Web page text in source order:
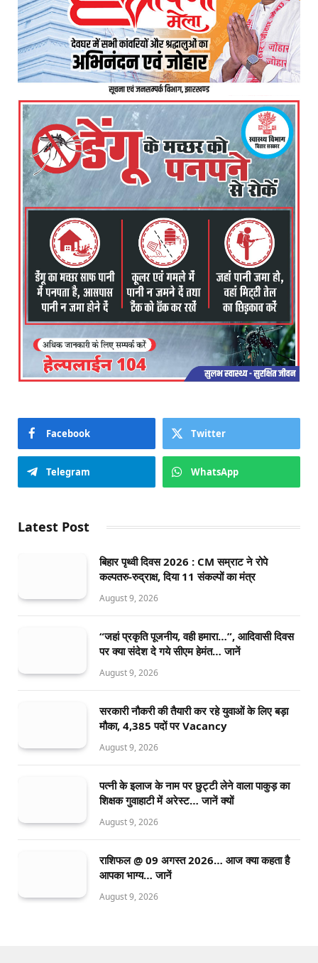
Facebook Twitter
Telegram WhatsApp
Latest Post
बिहार पृथ्वी दिवस 2026 : CM सम्राट ने रोपे
कल्पतरु-रुद्राक्ष, दिया 11 संकल्पों का मंत्र
August 9, 2026
“जहां प्रकृति पूजनीय, वही हमारा…”, आदिवासी दिवस
पर क्या संदेश दे गये सीएम हेमंत… जानें
August 9, 2026
सरकारी नौकरी की तैयारी कर रहे युवाओं के लिए बड़ा
मौका, 4,385 पदों पर Vacancy
August 9, 2026
पत्नी के इलाज के नाम पर छुट्टी लेने वाला पाकुड़ का
शिक्षक गुवाहाटी में अरेस्ट… जानें क्यों
August 9, 2026
राशिफल @ 09 अगस्त 2026… आज क्या कहता है
आपका भाग्य… जानें
August 9, 2026